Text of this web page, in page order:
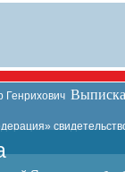
Генрихович Выписка